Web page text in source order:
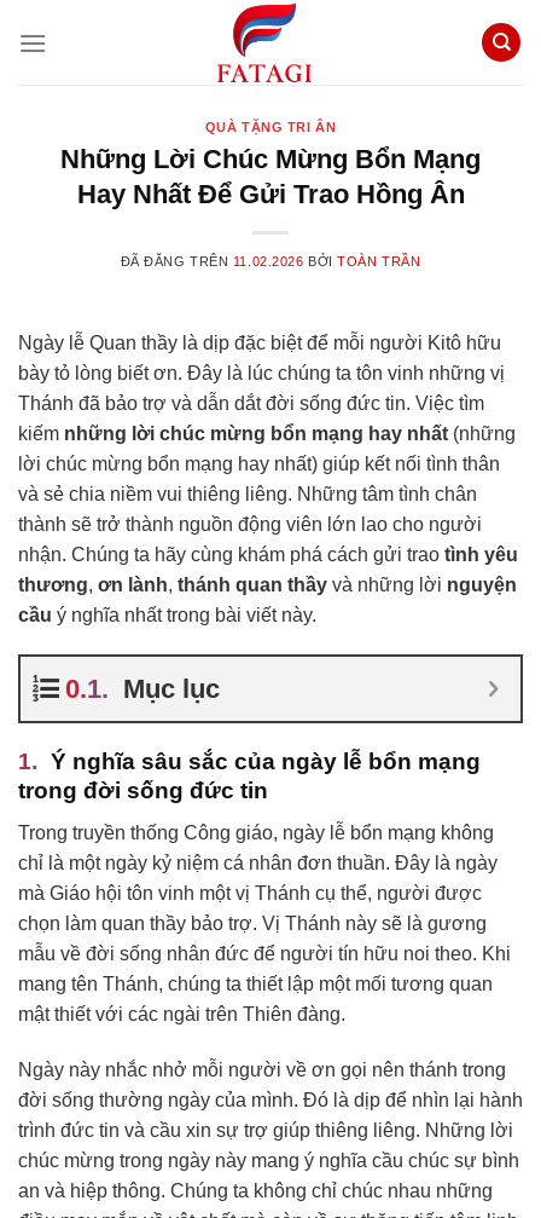
đến
QUÀ TẶNG TRI ÂN
Những Lời Chúc Mừng Bổn Mạng
Hay Nhất Để Gửi Trao Hồng Ân
ĐÃ ĐĂNG TRÊN 11.02.2026 BỞITOÀN TRẦN
Ngày lễ Quan thầy là dịp đặc biệt để mỗi người Kitô hữu
bày tỏ lòng biết ơn. Đây là lúc chúng ta tôn vinh những vị
Thánh đã bảo trợ và dẫn dắt đời sống đức tin. Việc tìm
kiếm những lời chúc mừng bổn mạng hay nhất (những
lời chúc mừng bổn mạng hay nhất) giúp kết nối tình thân
và sẻ chia niềm vui thiêng liêng. Những tâm tình chân
thành sẽ trở thành nguồn động viên lớn lao cho người
nhận. Chúng ta hãy cùng khám phá cách gửi trao tình yêu
thương, ơn lành, thánh quan thầy và những lời nguyện
cầu ý nghĩa nhất trong bài viết này.
Mục lục
Ý nghĩa sâu sắc của ngày lễ bổn mạng
trong đời sống đức tin
Trong truyền thống Công giáo, ngày lễ bổn mạng không
chỉ là một ngày kỷ niệm cá nhân đơn thuần. Đây là ngày
mà Giáo hội tôn vinh một vị Thánh cụ thể, người được
chọn làm quan thầy bảo trợ. Vị Thánh này sẽ là gương
mẫu về đời sống nhân đức để người tín hữu noi theo. Khi
mang tên Thánh, chúng ta thiết lập một mối tương quan
mật thiết với các ngài trên Thiên đàng.
Ngày này nhắc nhở mỗi người về ơn gọi nên thánh trong
đời sống thường ngày của mình. Đó là dịp để nhìn lại hành
trình đức tin và cầu xin sự trợ giúp thiêng liêng. Những lời
chúc mừng trong ngày này mang ý nghĩa cầu chúc sự bình
an và hiệp thông. Chúng ta không chỉ chúc nhau những